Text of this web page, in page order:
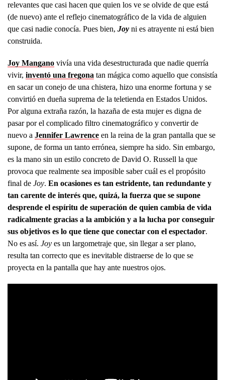
relevantes que casi hacen que quien los ve se olvide de que está
(de nuevo) ante el reflejo cinematográfico de la vida de alguien
que casi nadie conocía. Pues bien, Joy ni es atrayente ni está bien
construida.
Joy Mangano vivía una vida desestructurada que nadie querría
vivir, inventó una fregona tan mágica como aquello que consistía
en sacar un conejo de una chistera, hizo una enorme fortuna y se
convirtió en dueña suprema de la teletienda en Estados Unidos.
Por alguna extraña razón, la hazaña de esta mujer es digna de
pasar por el complicado filtro cinematográfico y convertir de
nuevo a Jennifer Lawrence en la reina de la gran pantalla que se
supone, de forma un tanto errónea, siempre ha sido. Sin embargo,
es la mano sin un estilo concreto de David O. Russell la que
provoca que realmente sea imposible saber cuál es el propósito
final de Joy. En ocasiones es tan estridente, tan redundante y
tan carente de interés que, quizá, la fuerza que se supone
desprende el espíritu de superación de quien cambia de vida
radicalmente gracias a la ambición y a la lucha por conseguir
sus objetivos es lo que tiene que conectar con el espectador.
No es así. Joy es un largometraje que, sin llegar a ser plano,
resulta tan correcto que es inevitable distraerse de lo que se
proyecta en la pantalla que hay ante nuestros ojos.